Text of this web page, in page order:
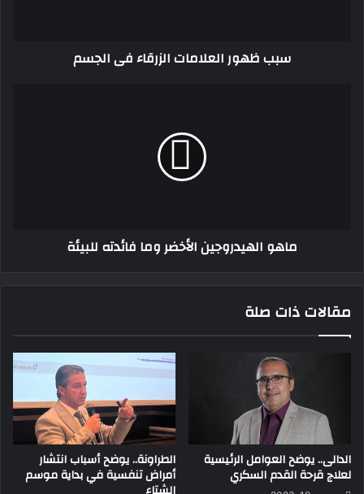
سبب ظهور العلامات الزرقاء فى الجسم
ماهو الهيدروجين الأخضر وما فائدته للبيئة
مقالات ذات صلة
الدالى.. يوضح العوامل الرئيسية
لعلاج قرحة القدم السكري
الطراونة.. يوضح أسباب انتشار
أمراض تنفسية في بداية موسم